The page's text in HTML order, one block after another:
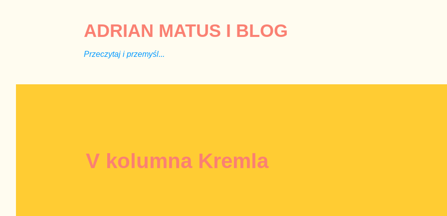
ADRIAN MATUS I BLOG
Przeczytaj i przemyśl...
V kolumna Kremla